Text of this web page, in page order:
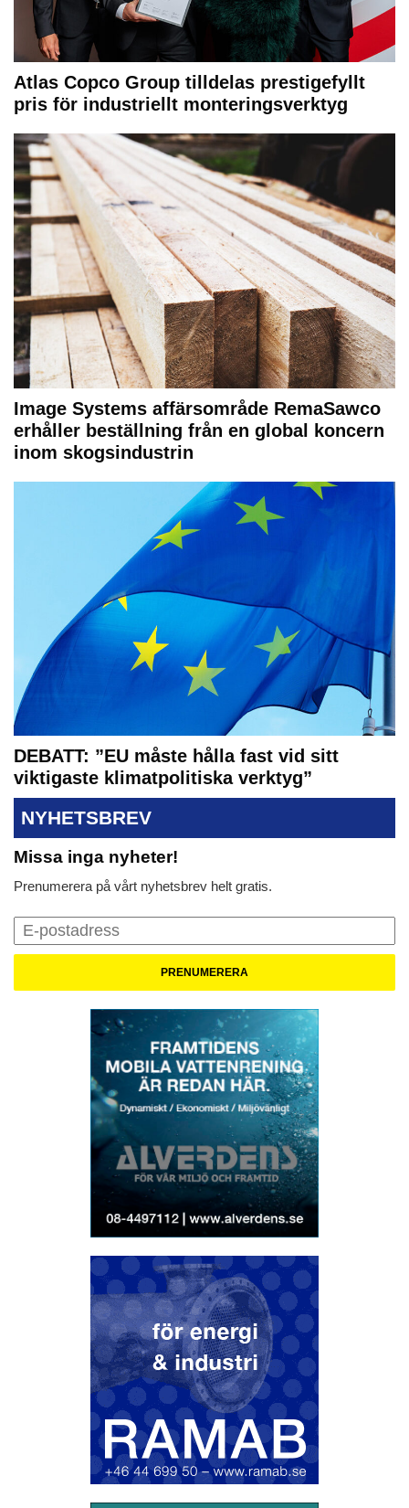
Atlas Copco Group tilldelas prestigefyllt
pris för industriellt monteringsverktyg
Image Systems affärsområde RemaSawco
erhåller beställning från en global koncern
inom skogsindustrin
DEBATT: ”EU måste hålla fast vid sitt
viktigaste klimatpolitiska verktyg”
NYHETSBREV
Missa inga nyheter!
Prenumerera på vårt nyhetsbrev helt gratis.